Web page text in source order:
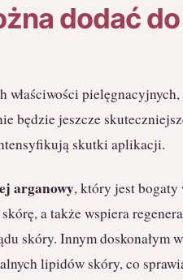
dodać
właściwości
będzie jeszcze
skutki aplikacji.
arganowy, który jest
a także wspiera
skóry. Innym doskonałym
lipidów skóry, co